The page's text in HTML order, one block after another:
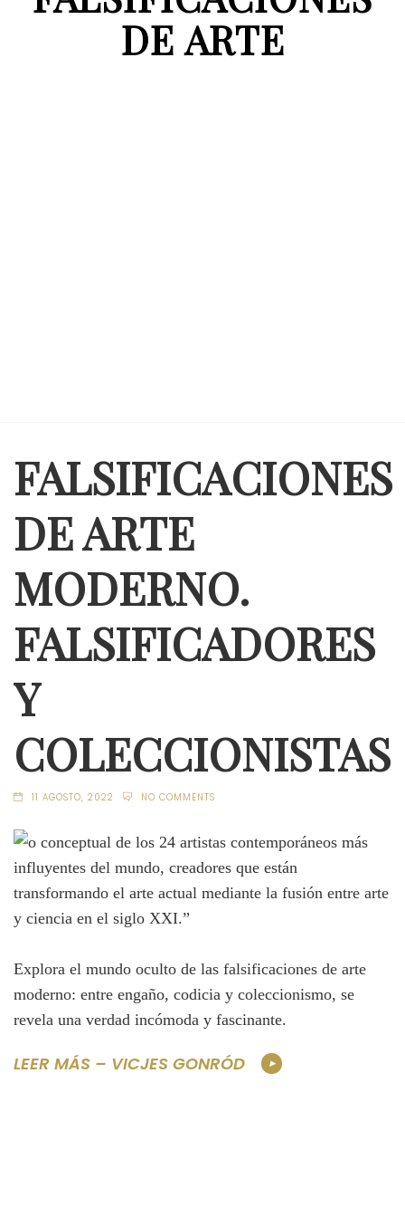
DE ARTE
FALSIFICACIONES
DE ARTE
MODERNO.
FALSIFICADORES
Y
COLECCIONISTAS
11 AGOSTO, 2022 NO COMMENTS
Explora el mundo oculto de las falsificaciones de arte
moderno: entre engaño, codicia y coleccionismo, se
revela una verdad incómoda y fascinante.
LEER MÁS – VICJES GONRÓD